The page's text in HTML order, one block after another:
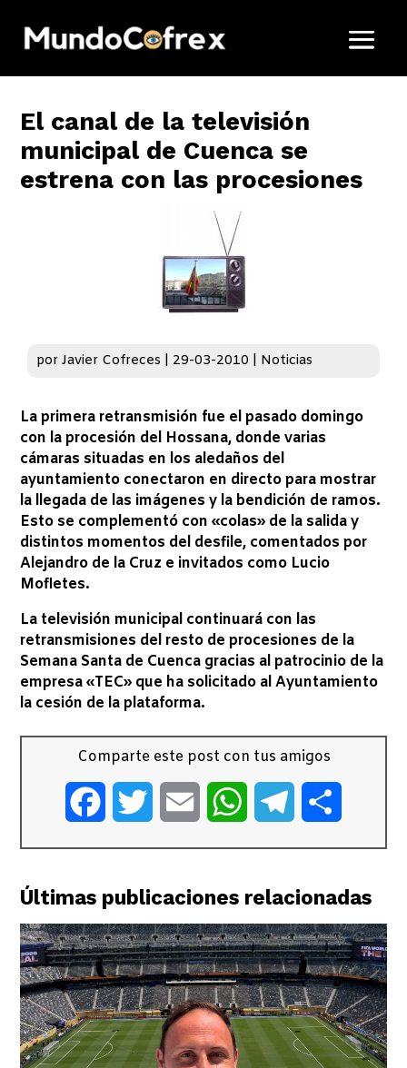
El canal de la televisión
municipal de Cuenca se
estrena con las procesiones
porJavier Cofreces 29-03-2010 Noticias
La primera retransmisión fue el pasado domingo
con la procesión del Hossana, donde varias
cámaras situadas en los aledaños del
ayuntamiento conectaron en directo para mostrar
la llegada de las imágenes y la bendición de ramos.
Esto se complementó con «colas» de la salida y
distintos momentos del desfile, comentados por
Alejandro de la Cruz e invitados como Lucio
Mofletes.
La televisión municipal continuará con las
retransmisiones del resto de procesiones de la
Semana Santa de Cuenca gracias al patrocinio de la
empresa «TEC» que ha solicitado al Ayuntamiento
la cesión de la plataforma.
Comparte este post con tus amigos
FacebookTwitter Email WhatsAppTelegram
Últimas publicaciones relacionadas